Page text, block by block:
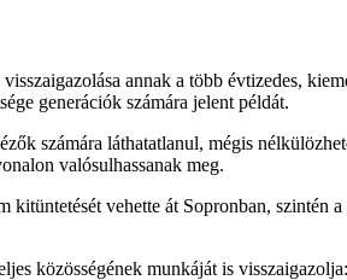
annak a több évtizedes,
generációk számára jelent példát.
számára láthatatlanul, mégis
valósulhassanak meg.
vehette át Sopronban, szintén
közösségének munkáját is